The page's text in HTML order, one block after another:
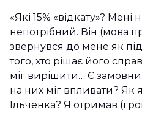
«Які 15% «відкату»? Мені
непотрібний. Він (мова
звернувся до мене як
того, хто рішає його
міг вирішити… Є
на них міг впливати? Як я
Ільченка? Я отримав